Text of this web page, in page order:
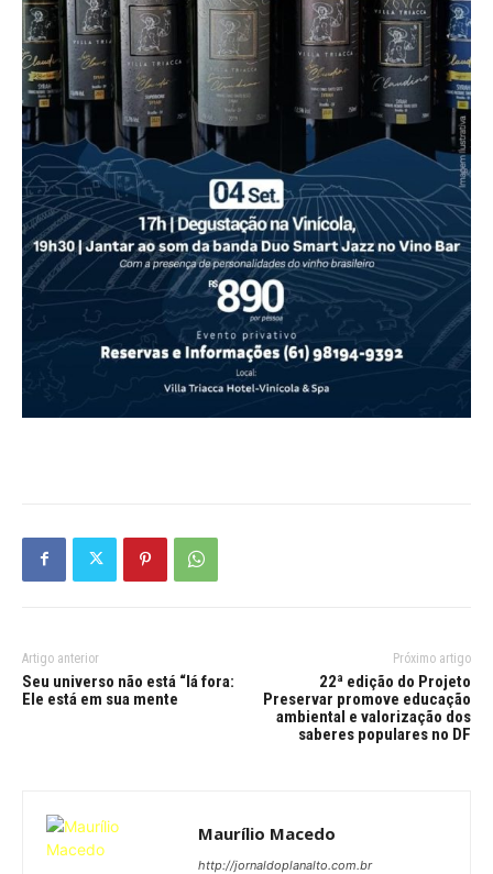
Artigo anterior
Seu universo não está “lá fora:
Ele está em sua mente
Próximo artigo
22ª edição do Projeto
Preservar promove educação
ambiental e valorização dos
saberes populares no DF
Maurílio Macedo
http://jornaldoplanalto.com.br